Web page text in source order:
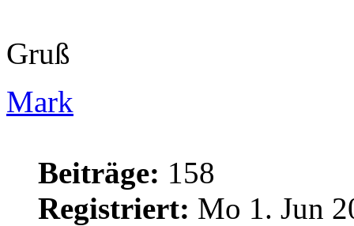
Gruß
Mark
Beiträge: 158
Registriert: Mo 1. Jun